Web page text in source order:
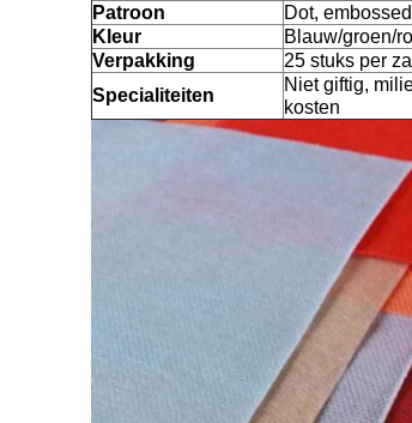
Patroon
Dot,
Kleur
Blauw/groen/
Verpakking
25 stuks per
Specialiteiten
Niet giftig,
kosten